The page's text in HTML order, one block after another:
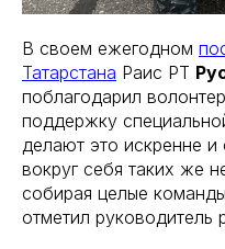
В своем ежегодном
Татарстана Раис РТ
поблагодарил
поддержку
делают это искренне и
вокруг себя таких же
собирая целые
отметил руководитель